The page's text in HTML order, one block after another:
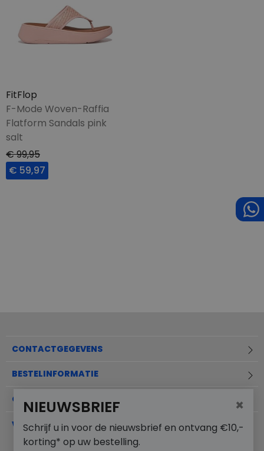
FitFlop
F-Mode Woven-Raffia
Flatform Sandals pink
salt
€ 99,95
€ 59,97
CONTACTGEGEVENS
BESTELINFORMATIE
OVER MERKSCHOENENSTUNTER.NL
VEELGESTELDE VRAGEN
×
NIEUWSBRIEF
Schrijf u in voor de nieuwsbrief en ontvang €10,-
korting* op uw bestelling.